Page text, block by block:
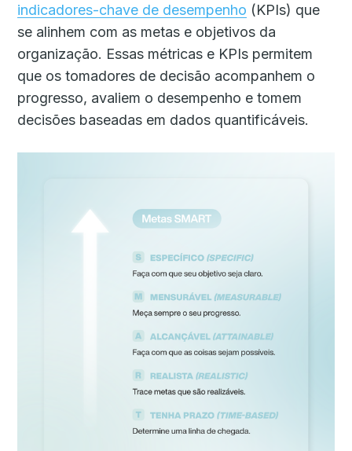
indicadores-chave de desempenho (KPIs) que
se alinhem com as metas e objetivos da
organização. Essas métricas e KPIs permitem
que os tomadores de decisão acompanhem o
progresso, avaliem o desempenho e tomem
decisões baseadas em dados quantificáveis.